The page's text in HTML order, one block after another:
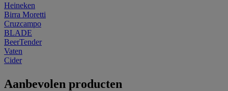
Heineken
Birra Moretti
Cruzcampo
BLADE
BeerTender
Vaten
Cider
Aanbevolen producten